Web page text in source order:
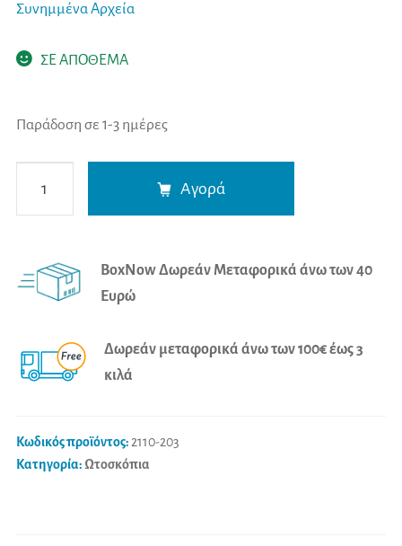
Συνημμένα Αρχεία
ΣΕ ΑΠΟΘΕΜΑ
Παράδοση σε 1-3 ημέρες
Riester
F.O.
άσπρο
ποσότητα
Αγορά
r
t
BoxNow Δωρεάν Μεταφορικά άνω των 40
Ευρώ
Δωρεάν μεταφορικά άνω των 100€ έως 3
κιλά
Κωδικός προϊόντος: 2110-203
Κατηγορία: Ωτοσκόπια